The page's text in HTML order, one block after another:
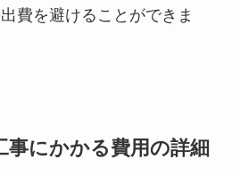
費を避けることができま
事にかかる費用の詳細